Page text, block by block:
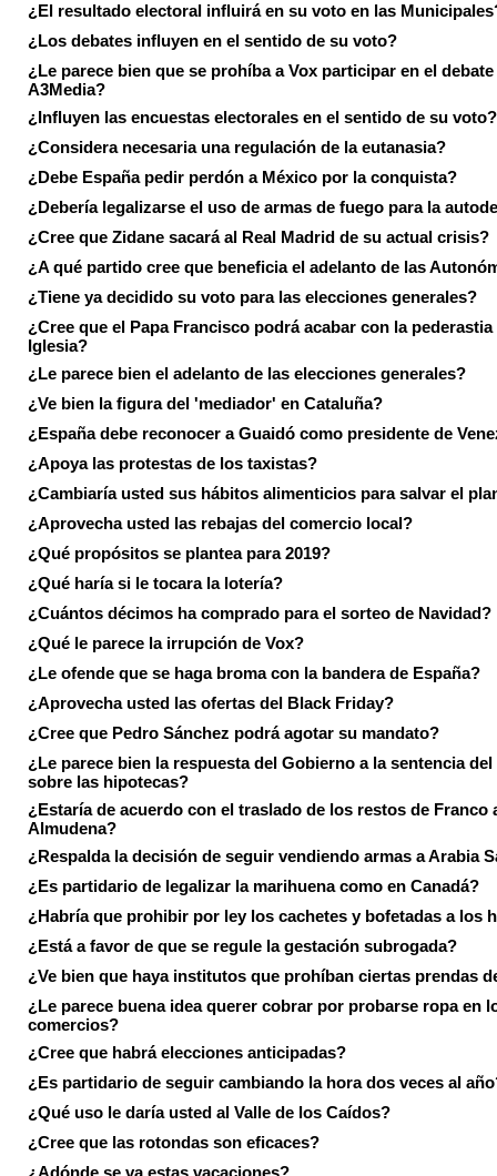
¿El resultado electoral influirá en su voto en las
¿Los debates influyen en el sentido de su voto?
¿Le parece bien que se prohíba a Vox participar en el debate
A3Media?
¿Influyen las encuestas electorales en el sentido de su voto?
¿Considera necesaria una regulación de la eutanasia?
¿Debe España pedir perdón a México por la conquista?
¿Debería legalizarse el uso de armas de fuego para la
¿Cree que Zidane sacará al Real Madrid de su actual crisis?
¿A qué partido cree que beneficia el adelanto de las
¿Tiene ya decidido su voto para las elecciones generales?
¿Cree que el Papa Francisco podrá acabar con la pederastia
Iglesia?
¿Le parece bien el adelanto de las elecciones generales?
¿Ve bien la figura del 'mediador' en Cataluña?
¿España debe reconocer a Guaidó como presidente de
¿Apoya las protestas de los taxistas?
¿Cambiaría usted sus hábitos alimenticios para salvar el
¿Aprovecha usted las rebajas del comercio local?
¿Qué propósitos se plantea para 2019?
¿Qué haría si le tocara la lotería?
¿Cuántos décimos ha comprado para el sorteo de Navidad?
¿Qué le parece la irrupción de Vox?
¿Le ofende que se haga broma con la bandera de España?
¿Aprovecha usted las ofertas del Black Friday?
¿Cree que Pedro Sánchez podrá agotar su mandato?
¿Le parece bien la respuesta del Gobierno a la sentencia
sobre las hipotecas?
¿Estaría de acuerdo con el traslado de los restos de Franco
Almudena?
¿Respalda la decisión de seguir vendiendo armas a Arabia
¿Es partidario de legalizar la marihuena como en Canadá?
¿Habría que prohibir por ley los cachetes y bofetadas a los
¿Está a favor de que se regule la gestación subrogada?
¿Ve bien que haya institutos que prohíban ciertas prendas
¿Le parece buena idea querer cobrar por probarse ropa en
comercios?
¿Cree que habrá elecciones anticipadas?
¿Es partidario de seguir cambiando la hora dos veces al
¿Qué uso le daría usted al Valle de los Caídos?
¿Cree que las rotondas son eficaces?
¿Adónde se va estas vacaciones?